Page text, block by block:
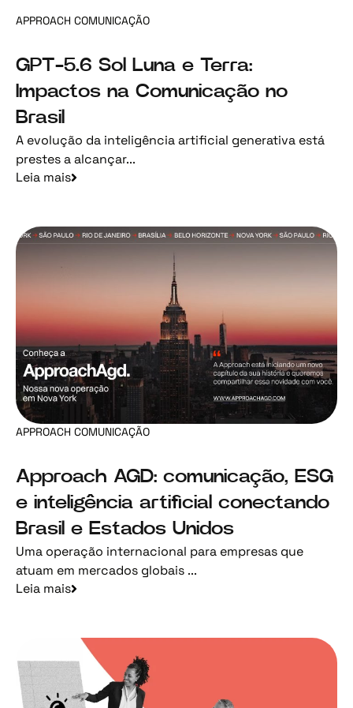
APPROACH COMUNICAÇÃO
GPT-5.6 Sol Luna e Terra:
Impactos na Comunicação no
Brasil
A evolução da inteligência artificial generativa está
prestes a alcançar...
Leia mais
APPROACH COMUNICAÇÃO
Approach AGD: comunicação, ESG
e inteligência artificial conectando
Brasil e Estados Unidos
Uma operação internacional para empresas que
atuam em mercados globais ...
Leia mais